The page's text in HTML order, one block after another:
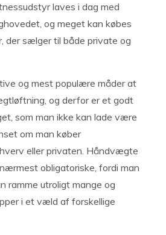
laves i dag med
og meget kan købes
der sælger til både private og
og mest populære måder at
og derfor er et godt
som man ikke kan lade være
om man køber
eller privaten. Håndvægte
obligatoriske, fordi man
ramme utroligt mange og
i et væld af forskellige